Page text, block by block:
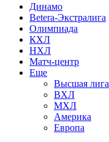
Динамо
Betera-Экстралига
Олимпиада
КХЛ
НХЛ
Матч-центр
Еще
Высшая лига
ВХЛ
МХЛ
Америка
Европа